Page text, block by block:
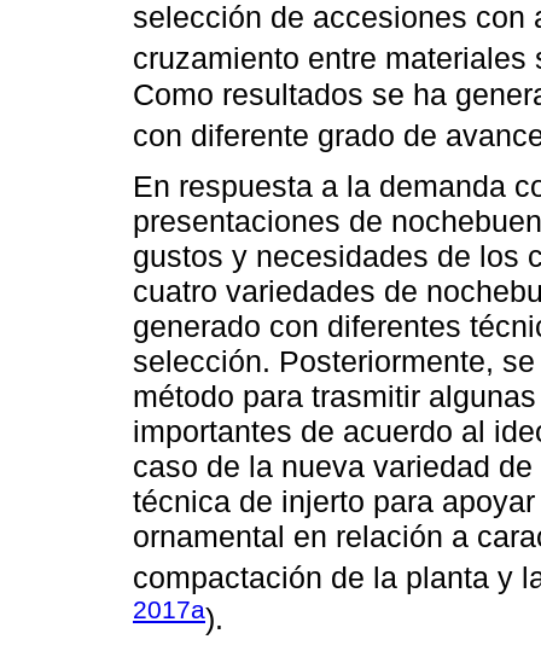
selección de accesiones con
cruzamiento entre materiales
Como resultados se ha
con diferente grado de
En respuesta a la demanda
presentaciones de
gustos y necesidades de los
cuatro variedades de
generado con diferentes
selección. Posteriormente,
método para trasmitir
importantes de acuerdo al
caso de la nueva variedad
técnica de injerto para
ornamental en relación a
compactación de la planta y
2017a).